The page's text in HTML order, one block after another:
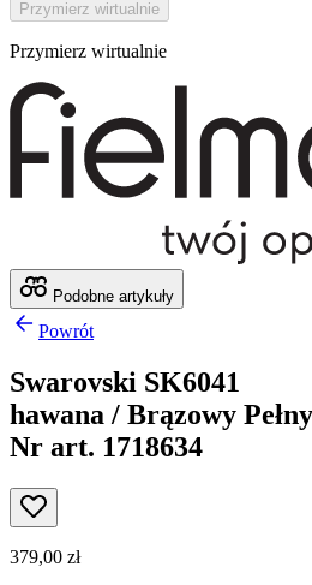
Przymierz wirtualnie
Przymierz wirtualnie
Podobne artykuły
Powrót
Swarovski SK6041
hawana / Brązowy
Nr art. 1718634
379,00 zł